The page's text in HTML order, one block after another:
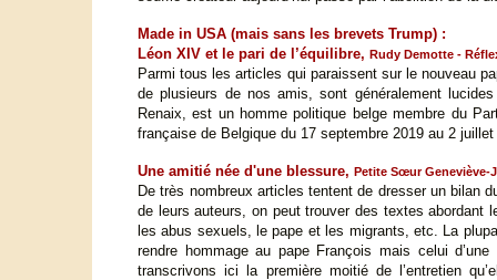
Made in USA (mais sans les brevets Trump) :
Léon XIV et le pari de l’équilibre, Rudy Demotte -
Parmi tous les articles qui paraissent sur le nouveau
de plusieurs de nos amis, sont généralement
Renaix, est un homme politique belge membre du
française de Belgique du 17 septembre 2019 au 2
Une amitié née d'une blessure, Petite Sœur Geneviève-
De très nombreux articles tentent de dresser un bilan
de leurs auteurs, on peut trouver des textes abordant
les abus sexuels, le pape et les migrants, etc. La
rendre hommage au pape François mais celui
transcrivons ici la première moitié de l’entretien